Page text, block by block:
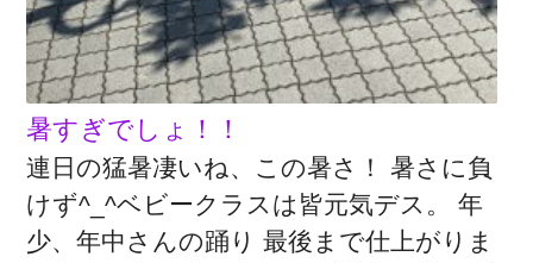
暑すぎでしょ！！
連日の猛暑凄いね、この暑さ！ 暑さに負
けず^_^ベビークラスは皆元気デス。 年
少、年中さんの踊り 最後まで仕上がりま